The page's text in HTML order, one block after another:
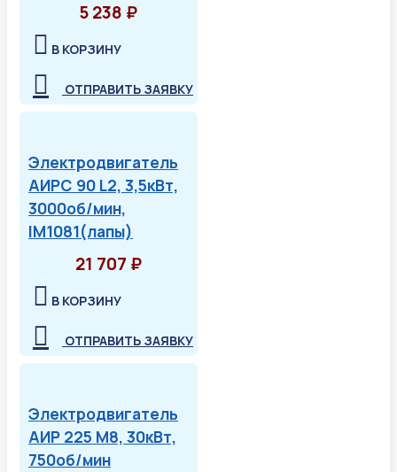
5 238 ₽
В КОРЗИНУ
ОТПРАВИТЬ ЗАЯВКУ
Электродвигатель
АИРС 90 L2, 3,5кВт,
3000об/мин,
IM1081(лапы)
21 707 ₽
В КОРЗИНУ
ОТПРАВИТЬ ЗАЯВКУ
Электродвигатель
АИР 225 М8, 30кВт,
750об/мин